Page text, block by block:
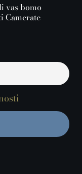
vas bomo
Camerate